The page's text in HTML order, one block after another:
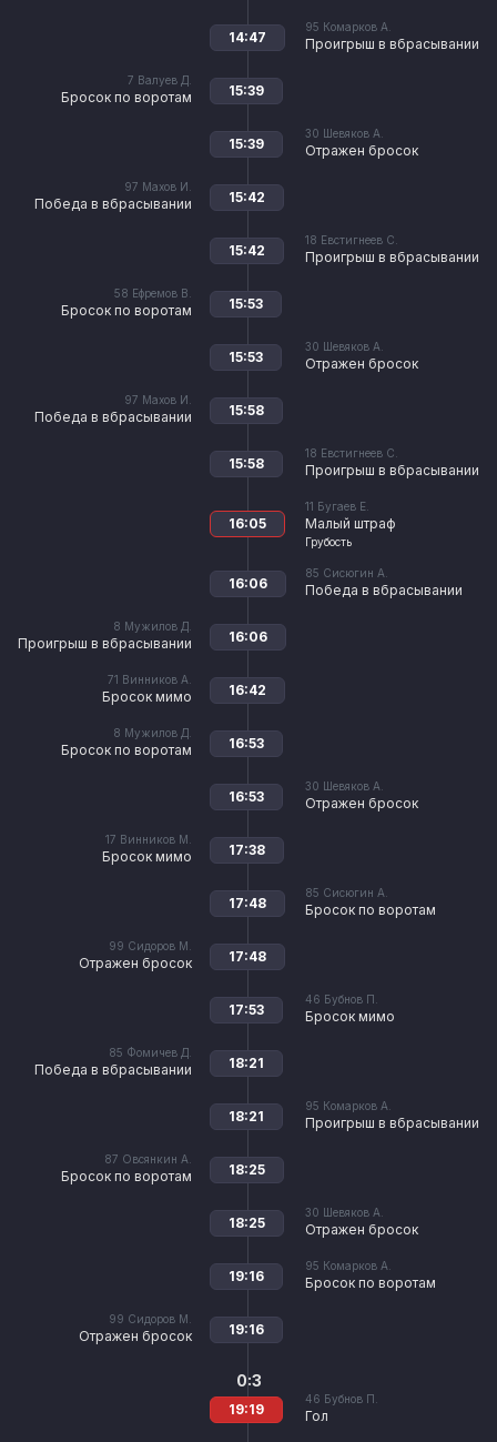
95 Комарков А.
Проигрыш в вбрасывании
14:47
7 Валуев Д.
Бросок по воротам 15:39
30 Шевяков А.
Отражен бросок
15:39
97 Махов И.
Победа в вбрасывании 15:42
18 Евстигнеев С.
Проигрыш в вбрасывании
15:42
58 Ефремов В.
Бросок по воротам 15:53
30 Шевяков А.
Отражен бросок
15:53
97 Махов И.
Победа в вбрасывании 15:58
18 Евстигнеев С.
Проигрыш в вбрасывании
15:58
11 Бугаев Е.
Малый штраф
Грубость
16:05
85 Сисюгин А.
Победа в вбрасывании
16:06
8 Мужилов Д.
Проигрыш в вбрасывании 16:06
71 Винников А.
Бросок мимо 16:42
8 Мужилов Д.
Бросок по воротам 16:53
30 Шевяков А.
Отражен бросок
16:53
17 Винников М.
Бросок мимо 17:38
85 Сисюгин А.
Бросок по воротам
17:48
99 Сидоров М.
Отражен бросок 17:48
46 Бубнов П.
Бросок мимо
17:53
85 Фомичев Д.
Победа в вбрасывании 18:21
95 Комарков А.
Проигрыш в вбрасывании
18:21
87 Овсянкин А.
Бросок по воротам 18:25
30 Шевяков А.
Отражен бросок
18:25
95 Комарков А.
Бросок по воротам
19:16
99 Сидоров М.
Отражен бросок 19:16
46 Бубнов П.
Гол
0:3
19:19